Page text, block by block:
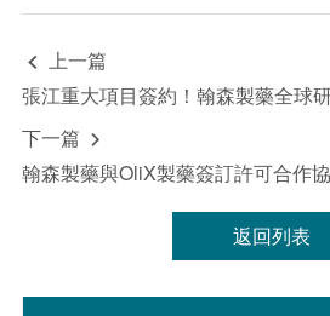
 上一篇
張江重大項目簽約！翰森製藥全球
下一篇 
返回列表